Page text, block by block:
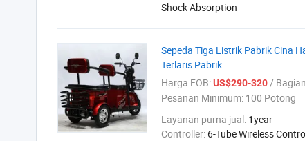
Shock Absorption
Sepeda Tiga Listrik Pabrik Cina
Terlaris Pabrik
Harga FOB:US$290-320/ Bagian
Pesanan Minimum: 100 Potong
Layanan purna jual: 1year
Controller: 6-Tube Wireless